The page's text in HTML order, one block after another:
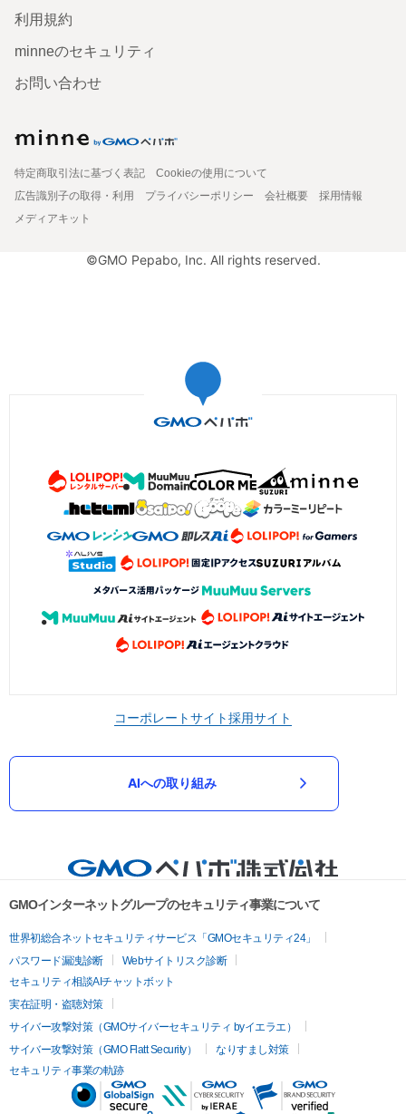
利用規約
minneのセキュリティ
お問い合わせ
特定商取引法に基づく表記
Cookieの使用について
広告識別子の取得・利用
プライバシーポリシー 会社概要
採用情報
メディアキット
©GMO Pepabo, Inc. All rights reserved.
コーポレートサイト採用サイト
AIへの取り組み
GMOインターネットグループのセキュリティ事業について
世界初総合ネットセキュリティサービス「GMOセキュリティ24」
パスワード漏洩診断
Webサイトリスク診断
セキュリティ相談AIチャットボット
実在証明・盗聴対策
サイバー攻撃対策（GMOサイバーセキュリティ byイエラエ）
サイバー攻撃対策（GMO Flatt Security）
なりすまし対策
セキュリティ事業の軌跡